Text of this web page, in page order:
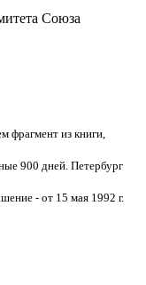
Союза
фрагмент из книги,
900 дней. Петербург
- от 15 мая 1992 г.